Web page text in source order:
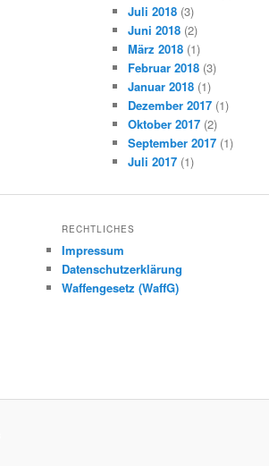
Juli 2018 (3)
Juni 2018 (2)
März 2018 (1)
Februar 2018 (3)
Januar 2018 (1)
Dezember 2017 (1)
Oktober 2017 (2)
September 2017 (1)
Juli 2017 (1)
RECHTLICHES
Impressum
Datenschutzerklärung
Waffengesetz (WaffG)